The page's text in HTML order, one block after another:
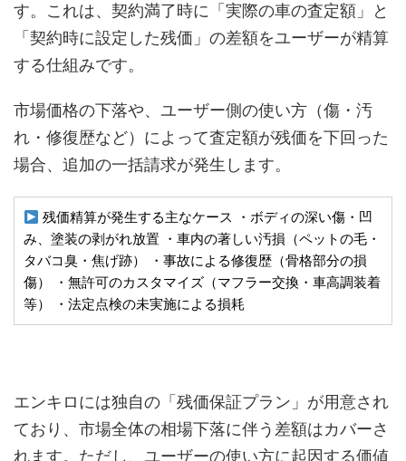
す。これは、契約満了時に「実際の車の査定額」と
「契約時に設定した残価」の差額をユーザーが精算
する仕組みです。
市場価格の下落や、ユーザー側の使い方（傷・汚
れ・修復歴など）によって査定額が残価を下回った
場合、追加の一括請求が発生します。
残価精算が発生する主なケース ・ボディの深い傷・凹
み、塗装の剥がれ放置 ・車内の著しい汚損（ペットの毛・
タバコ臭・焦げ跡） ・事故による修復歴（骨格部分の損
傷） ・無許可のカスタマイズ（マフラー交換・車高調装着
等） ・法定点検の未実施による損耗
エンキロには独自の「残価保証プラン」が用意され
ており、市場全体の相場下落に伴う差額はカバーさ
れます。ただし、ユーザーの使い方に起因する価値